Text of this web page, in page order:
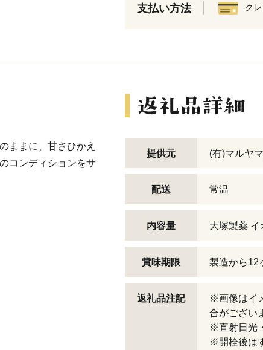
支払い方法 ク
ままに、甘さひかえ
コンディションをサ
提供元 (有)マルヤ
配送 常温
内容量 大塚製薬
賞味期限 製造から12
返礼品注記
※画像はイ
合がござい
※直射日光
※開栓後は